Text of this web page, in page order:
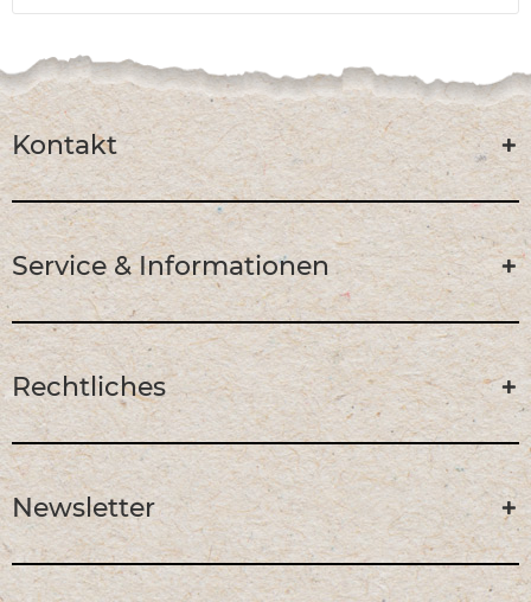
Kontakt
Service & Informationen
Rechtliches
Newsletter